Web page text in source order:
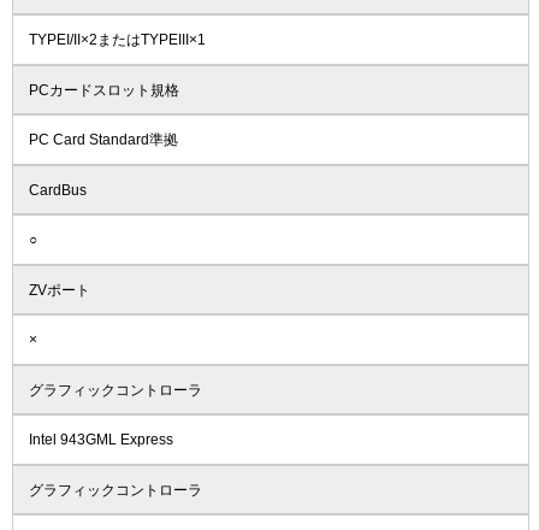
TYPEI/II×2またはTYPEIII×1
PCカードスロット規格
PC Card Standard準拠
CardBus
○
ZVポート
×
グラフィックコントローラ
Intel 943GML Express
グラフィックコントローラ